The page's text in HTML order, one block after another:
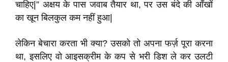
चाहिए|” अक्षय के पास जवाब तैयार था, पर उस बंदे की आँखों
का खून बिलकुल कम नहीं हुआ|
लेकिन बेचारा करता भी क्या? उसको तो अपना फर्ज़ पूरा करना
था, इसलिए वो आइसक्रीम के कप से भरी डिश ले कर उलटी